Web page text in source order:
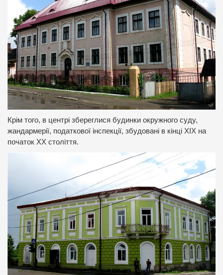
Крім того, в центрі збереглися будинки окружного суду,
жандармерії, податкової інспекції, збудовані в кінці ХІХ на
початок ХХ століття.